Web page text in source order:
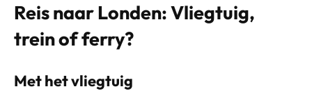
Reis naar Londen: Vliegtuig,
trein of ferry?
Met het vliegtuig